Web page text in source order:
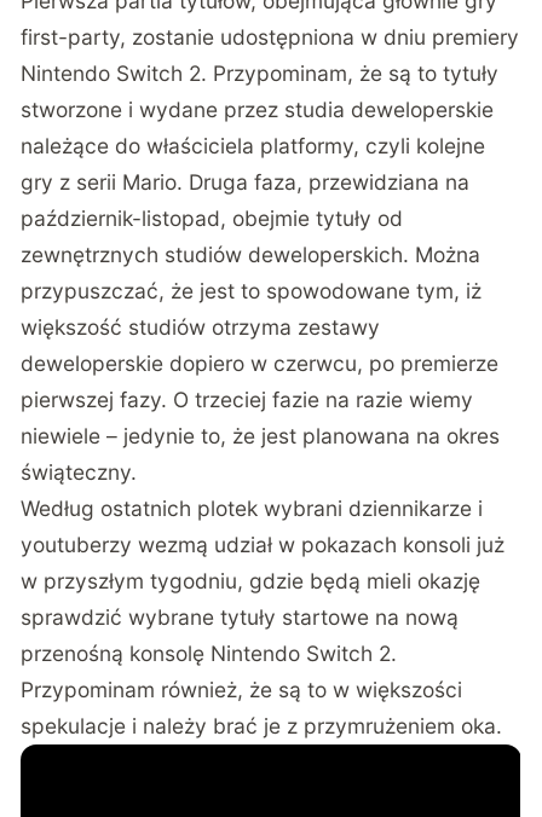
first-party, zostanie udostępniona w dniu premiery
Nintendo Switch 2. Przypominam, że są to tytuły
stworzone i wydane przez studia deweloperskie
należące do właściciela platformy, czyli kolejne
gry z serii Mario. Druga faza, przewidziana na
październik-listopad, obejmie tytuły od
zewnętrznych studiów deweloperskich. Można
przypuszczać, że jest to spowodowane tym, iż
większość studiów otrzyma zestawy
deweloperskie dopiero w czerwcu, po premierze
pierwszej fazy. O trzeciej fazie na razie wiemy
niewiele – jedynie to, że jest planowana na okres
świąteczny.
Według ostatnich plotek wybrani dziennikarze i
youtuberzy wezmą udział w pokazach konsoli już
w przyszłym tygodniu, gdzie będą mieli okazję
sprawdzić wybrane tytuły startowe na nową
przenośną konsolę Nintendo Switch 2.
Przypominam również, że są to w większości
spekulacje i należy brać je z przymrużeniem oka.